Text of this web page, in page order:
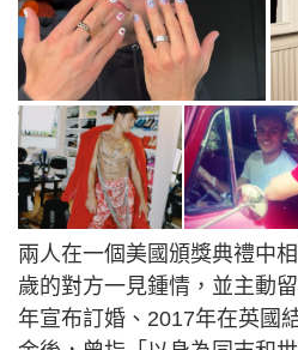
兩人在一個美國頒獎典禮中
歲的對方一見鍾情，並主動
年宣布訂婚、2017年在英國